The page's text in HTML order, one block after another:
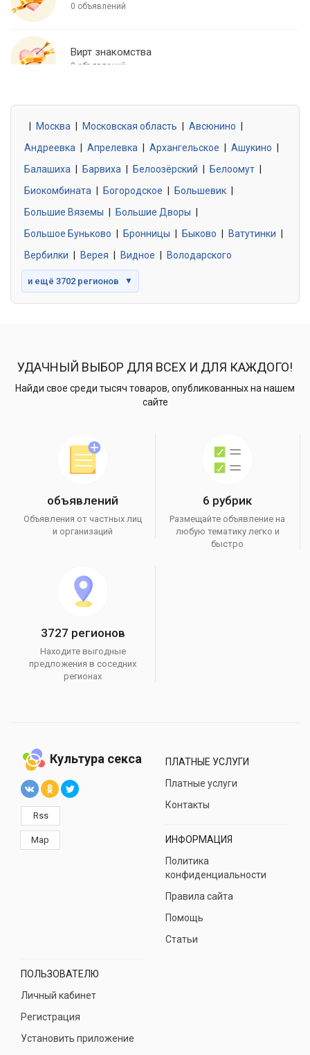
0 объявлений
Вирт знакомства
0 объявлений
0 объявлений
Знакомства без обязательств
0 объявлений
Москва Московская область Авсюнино
Андреевка
Апрелевка Архангельское Ашукино
Балашиха
Барвиха Белоозёрский Белоомут
Биокомбината
Богородское Большевик
Большие Вяземы
Большие Дворы
Большое Буньково
Бронницы Быково Ватутинки
Вербилки
Верея Видное Володарского
и ещё 3702 регионов ▼
УДАЧНЫЙ ВЫБОР ДЛЯ ВСЕХ И ДЛЯ КАЖДОГО!
Найди свое среди тысяч товаров, опубликованных на нашем
сайте
объявлений
Объявления от частных лиц
и организаций
6 рубрик
Размещайте объявление на
любую тематику легко и
быстро
3727 регионов
Находите выгодные
предложения в соседних
регионах
Культура секса
Rss
Map
ПЛАТНЫЕ УСЛУГИ
Платные услуги
Контакты
ИНФОРМАЦИЯ
Политика
конфиденциальности
Правила сайта
Помощь
Статьи
ПОЛЬЗОВАТЕЛЮ
Личный кабинет
Регистрация
Установить приложение